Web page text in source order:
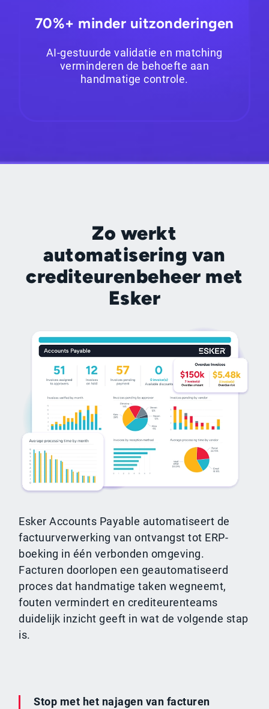
70%+ minder uitzonderingen
AI-gestuurde validatie en matching
verminderen de behoefte aan
handmatige controle.
Zo werkt
automatisering van
crediteurenbeheer met
Esker
Esker Accounts Payable automatiseert de
factuurverwerking van ontvangst tot ERP-
boeking in één verbonden omgeving.
Facturen doorlopen een geautomatiseerd
proces dat handmatige taken wegneemt,
fouten vermindert en crediteurenteams
duidelijk inzicht geeft in wat de volgende stap
is.
Stop met het najagen van facturen